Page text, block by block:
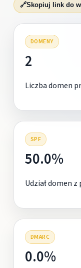
🔗Skopiuj link do
DOMENY
2
Liczba domen
SPF
50.0%
Udział domen
DMARC
0.0%